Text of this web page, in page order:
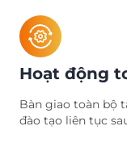
Hoạt động
Bàn giao toàn bộ
đào tạo liên tục